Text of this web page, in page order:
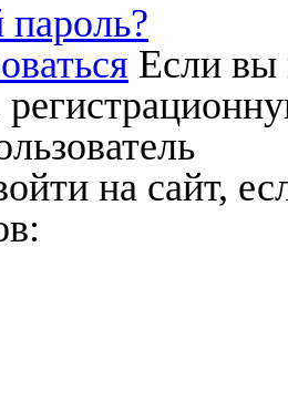
Если вы
на сайт,